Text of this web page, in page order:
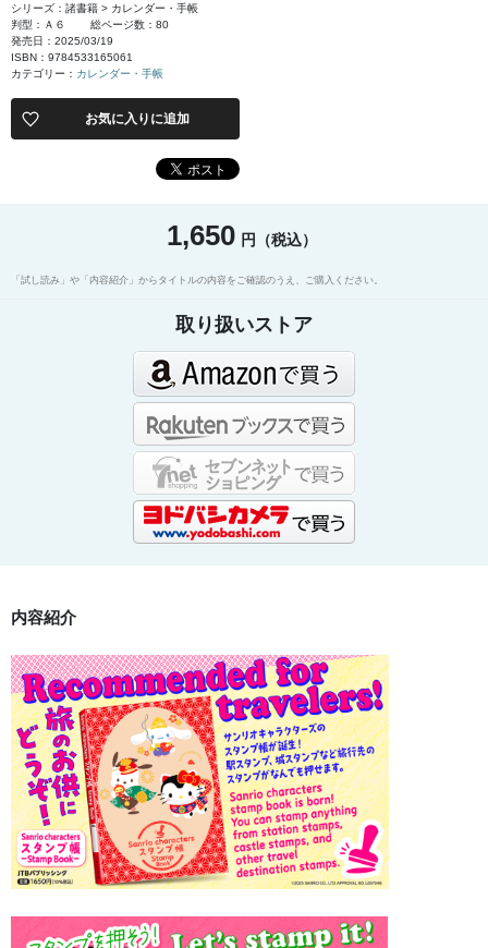
シリーズ：諸書籍 > カレンダー・手帳
判型：Ａ６
総ページ数：80
発売日：2025/03/19
ISBN：9784533165061
カテゴリー： カレンダー・手帳
お気に入りに追加
1,650 円（税込）
「試し読み」や「内容紹介」からタイトルの内容をご確認のうえ、ご購入ください。
取り扱いストア
内容紹介